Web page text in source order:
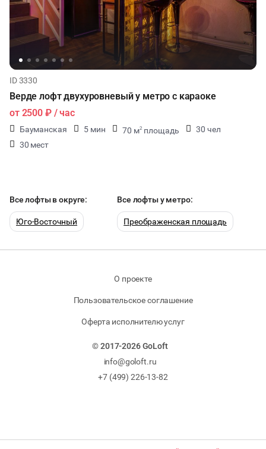
ID 3330
Верде лофт двухуровневый у метро с караоке
от 2500 ₽/ час
Бауманская 5 мин 70 м2 площадь
30 чел
30 мест
Все лофты в округе:
Юго-Восточный
Все лофты у метро:
Преображенская площадь
О проекте
Пользовательское соглашение
Оферта исполнителю услуг
© 2017-2026 GoLoft
info@goloft.ru
+7 (499) 226-13-82